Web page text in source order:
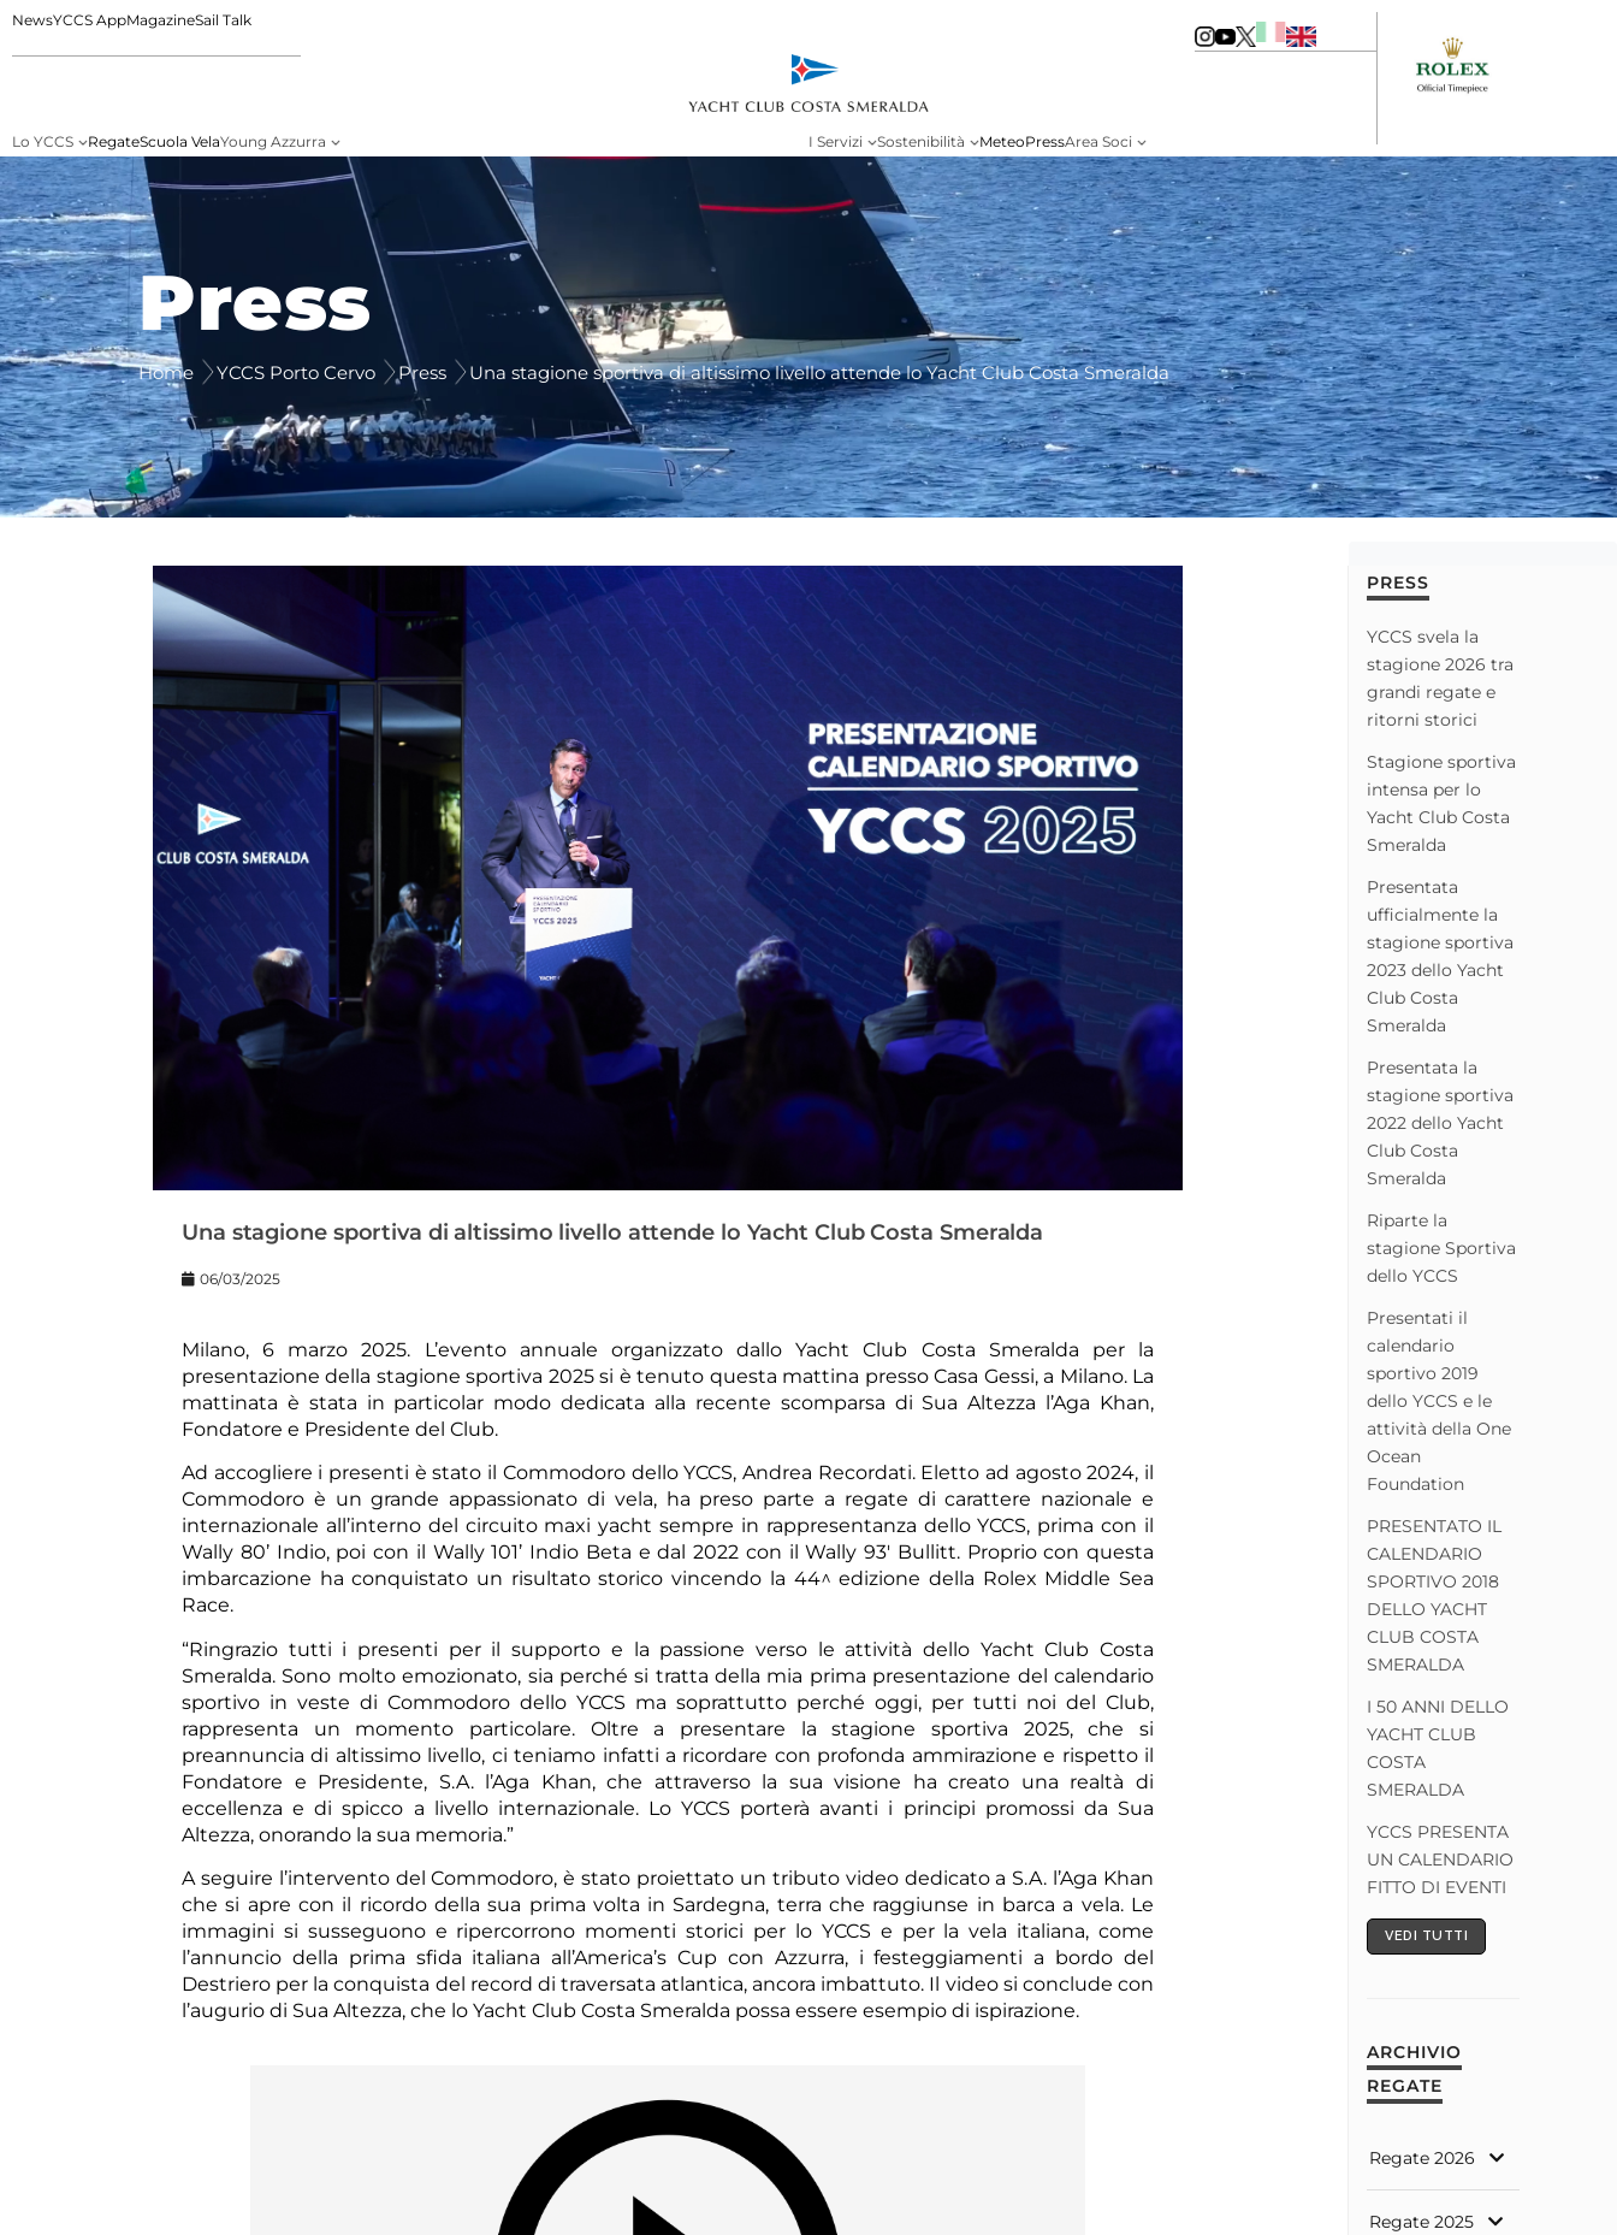
NewsYCCS AppMagazineSail Talk
Lo YCCS RegateScuola VelaYoung Azzurra I Servizi Sostenibilità MeteoPressArea Soci
Press
Home YCCS Porto Cervo Press Una stagione sportiva di altissimo livello attende lo Yacht Club Costa Smeralda
Una stagione sportiva di altissimo livello attende lo Yacht Club Costa Smeralda
06/03/2025
Milano, 6 marzo 2025. L’evento annuale organizzato dallo Yacht Club Costa Smeralda per la
presentazione della stagione sportiva 2025 si è tenuto questa mattina presso Casa Gessi, a Milano. La
mattinata è stata in particolar modo dedicata alla recente scomparsa di Sua Altezza l’Aga Khan,
Fondatore e Presidente del Club.
Ad accogliere i presenti è stato il Commodoro dello YCCS, Andrea Recordati. Eletto ad agosto 2024, il
Commodoro è un grande appassionato di vela, ha preso parte a regate di carattere nazionale e
internazionale all’interno del circuito maxi yacht sempre in rappresentanza dello YCCS, prima con il
Wally 80’ Indio, poi con il Wally 101’ Indio Beta e dal 2022 con il Wally 93' Bullitt. Proprio con questa
imbarcazione ha conquistato un risultato storico vincendo la 44^ edizione della Rolex Middle Sea
Race.
“Ringrazio tutti i presenti per il supporto e la passione verso le attività dello Yacht Club Costa
Smeralda. Sono molto emozionato, sia perché si tratta della mia prima presentazione del calendario
sportivo in veste di Commodoro dello YCCS ma soprattutto perché oggi, per tutti noi del Club,
rappresenta un momento particolare. Oltre a presentare la stagione sportiva 2025, che si
preannuncia di altissimo livello, ci teniamo infatti a ricordare con profonda ammirazione e rispetto il
Fondatore e Presidente, S.A. l’Aga Khan, che attraverso la sua visione ha creato una realtà di
eccellenza e di spicco a livello internazionale. Lo YCCS porterà avanti i principi promossi da Sua
Altezza, onorando la sua memoria.”
A seguire l’intervento del Commodoro, è stato proiettato un tributo video dedicato a S.A. l’Aga Khan
che si apre con il ricordo della sua prima volta in Sardegna, terra che raggiunse in barca a vela. Le
immagini si susseguono e ripercorrono momenti storici per lo YCCS e per la vela italiana, come
l’annuncio della prima sfida italiana all’America’s Cup con Azzurra, i festeggiamenti a bordo del
Destriero per la conquista del record di traversata atlantica, ancora imbattuto. Il video si conclude con
l’augurio di Sua Altezza, che lo Yacht Club Costa Smeralda possa essere esempio di ispirazione.
PRESS
YCCS svela la
stagione 2026 tra
grandi regate e
ritorni storici
Stagione sportiva
intensa per lo
Yacht Club Costa
Smeralda
Presentata
ufficialmente la
stagione sportiva
2023 dello Yacht
Club Costa
Smeralda
Presentata la
stagione sportiva
2022 dello Yacht
Club Costa
Smeralda
Riparte la
stagione Sportiva
dello YCCS
Presentati il
calendario
sportivo 2019
dello YCCS e le
attività della One
Ocean
Foundation
PRESENTATO IL
CALENDARIO
SPORTIVO 2018
DELLO YACHT
CLUB COSTA
SMERALDA
I 50 ANNI DELLO
YACHT CLUB
COSTA
SMERALDA
YCCS PRESENTA
UN CALENDARIO
FITTO DI EVENTI
VEDI TUTTI
ARCHIVIO
REGATE
Regate 2026
Regate 2025